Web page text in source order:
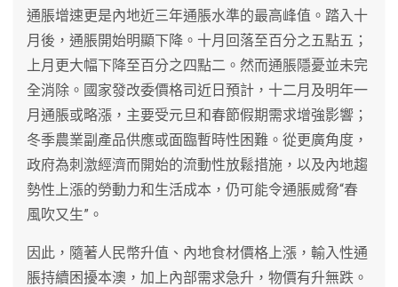
通脹增速更是內地近三年通脹水準的最高峰值。踏入十
月後，通脹開始明顯下降。十月回落至百分之五點五；
上月更大幅下降至百分之四點二。然而通脹隱憂並未完
全消除。國家發改委價格司近日預計，十二月及明年一
月通脹或略漲，主要受元旦和春節假期需求增強影響；
冬季農業副產品供應或面臨暫時性困難。從更廣角度，
政府為刺激經濟而開始的流動性放鬆措施，以及內地趨
勢性上漲的勞動力和生活成本，仍可能令通脹威脅“春
風吹又生”。
因此，隨著人民幣升值、內地食材價格上漲，輸入性通
脹持續困擾本澳，加上內部需求急升，物價有升無跌。